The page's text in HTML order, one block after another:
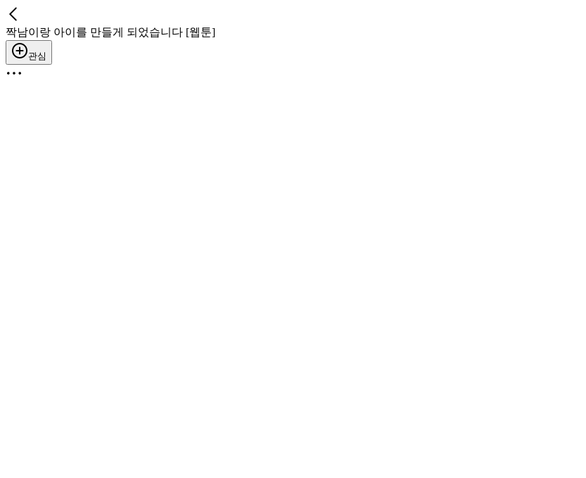
짝남이랑 아이를 만들게 되었습니다 [웹툰]
관심